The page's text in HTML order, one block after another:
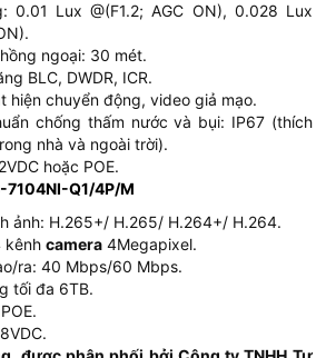
0.01 Lux @(F1.2; AGC ON), 0.028 Lux
ngoại: 30 mét.
BLC, DWDR, ICR.
hiện chuyển động, video giả mạo.
chống thấm nước và bụi: IP67 (thích
nhà và ngoài trời).
hoặc POE.
7104NI-Q1/4P/M
ảnh: H.265+/ H.265/ H.264+/ H.264.
kênh camera4Megapixel.
ra: 40 Mbps/60 Mbps.
tối đa 6TB.